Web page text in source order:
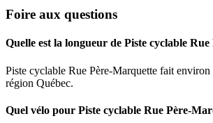
Foire aux questions
Quelle est la longueur de Piste cyclable
Piste cyclable Rue Père-Marquette fait environ
région Québec.
Quel vélo pour Piste cyclable Rue Père-